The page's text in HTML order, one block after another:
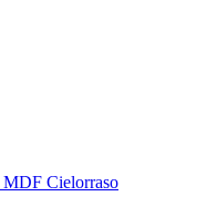
MDF Cielorraso